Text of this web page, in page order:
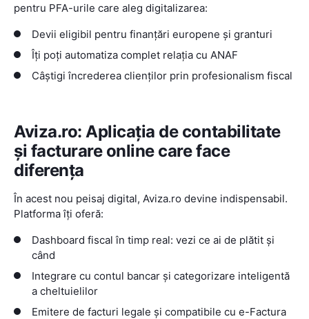
pentru PFA-urile care aleg digitalizarea:
Devii eligibil pentru finanțări europene și granturi
Îți poți automatiza complet relația cu ANAF
Câștigi încrederea clienților prin profesionalism fiscal
Aviza.ro: Aplicația de contabilitate
și facturare online care face
diferența
În acest nou peisaj digital, Aviza.ro devine indispensabil.
Platforma îți oferă:
Dashboard fiscal în timp real: vezi ce ai de plătit și
când
Integrare cu contul bancar și categorizare inteligentă
a cheltuielilor
Emitere de facturi legale și compatibile cu e-Factura